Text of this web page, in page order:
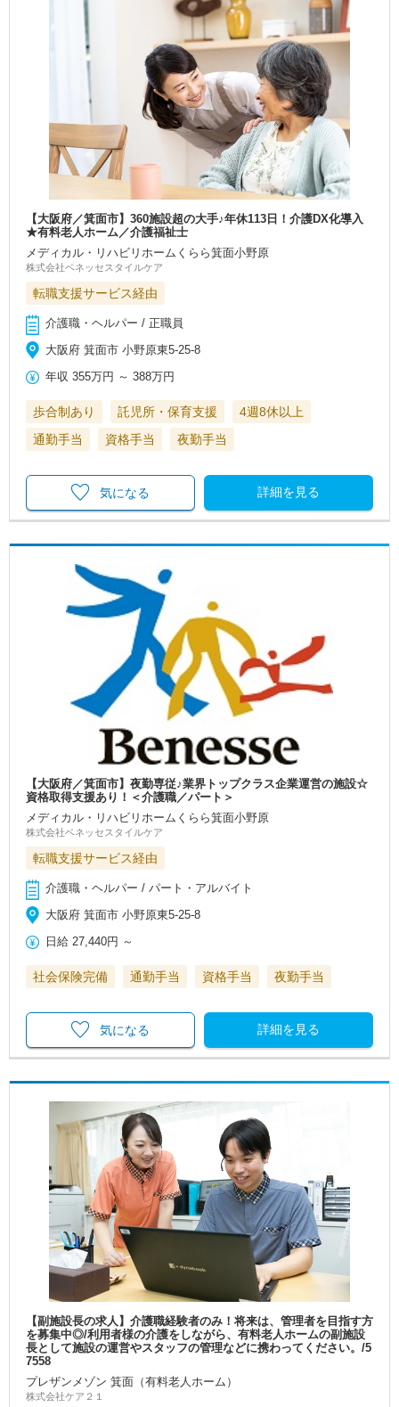
【大阪府／箕面市】360施設超の大手♪年休113日！介護DX化導入
★有料老人ホーム／介護福祉士
メディカル・リハビリホームくらら箕面小野原
株式会社ベネッセスタイルケア
転職支援サービス経由
介護職・ヘルパー / 正職員
大阪府 箕面市 小野原東5-25-8
年収 355万円 ～388万円
歩合制あり 託児所・保育支援
4週8休以上
通勤手当
資格手当 夜勤手当
詳細を見る
気になる
【大阪府／箕面市】夜勤専従♪業界トップクラス企業運営の施設☆
資格取得支援あり！＜介護職／パート＞
メディカル・リハビリホームくらら箕面小野原
株式会社ベネッセスタイルケア
転職支援サービス経由
介護職・ヘルパー / パート・アルバイト
大阪府 箕面市 小野原東5-25-8
日給 27,440円 ～
社会保険完備 通勤手当 資格手当 夜勤手当
詳細を見る
気になる
【副施設長の求人】介護職経験者のみ！将来は、管理者を目指す方
を募集中◎/利用者様の介護をしながら、有料老人ホームの副施設
長として施設の運営やスタッフの管理などに携わってください。/5
7558
プレザンメゾン 箕面（有料老人ホーム）
株式会社ケア２１